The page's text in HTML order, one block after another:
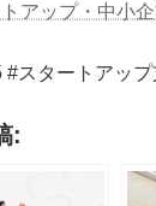
アップ・中小
#スタートアッ
: